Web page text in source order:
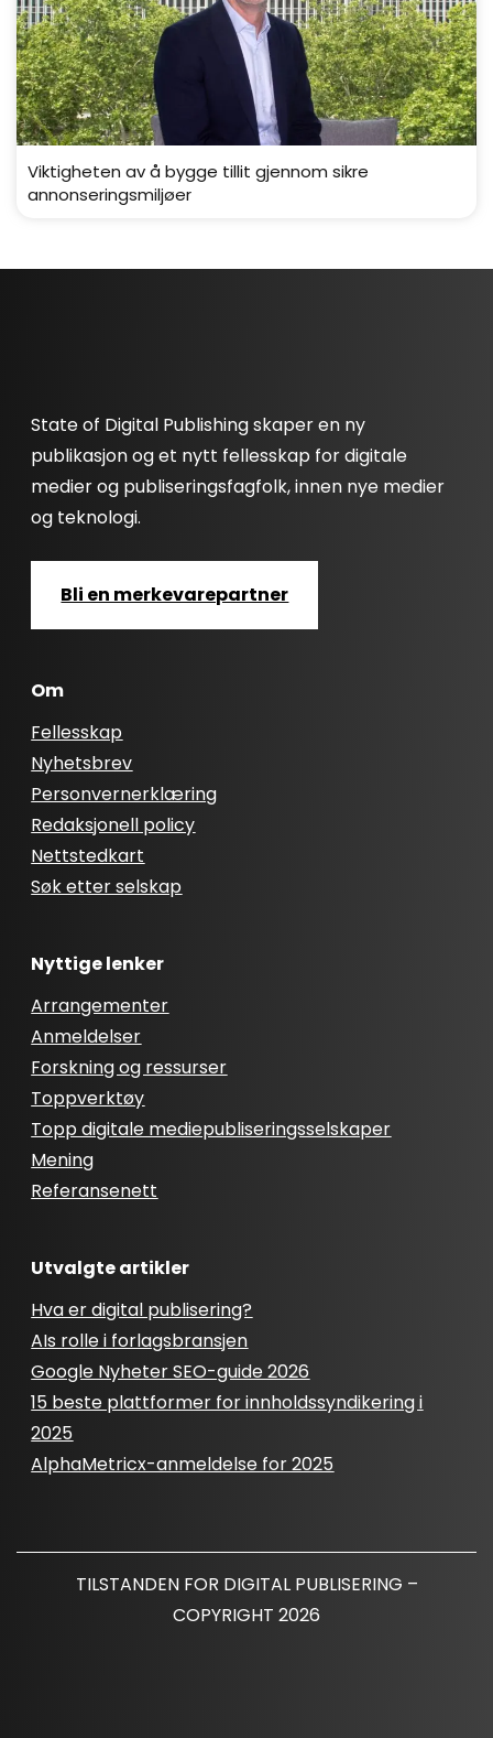
Viktigheten av å bygge tillit gjennom sikre
annonseringsmiljøer
State of Digital Publishing skaper en ny
publikasjon og et nytt fellesskap for digitale
medier og publiseringsfagfolk, innen nye medier
og teknologi.
Bli en merkevarepartner
Om
Fellesskap
Nyhetsbrev
Personvernerklæring
Redaksjonell policy
Nettstedkart
Søk etter selskap
Nyttige lenker
Arrangementer
Anmeldelser
Forskning og ressurser
Toppverktøy
Topp digitale mediepubliseringsselskaper
Mening
Referansenett
Utvalgte artikler
Hva er digital publisering?
AIs rolle i forlagsbransjen
Google Nyheter SEO-guide 2026
15 beste plattformer for innholdssyndikering i
2025
AlphaMetricx-anmeldelse for 2025
TILSTANDEN FOR DIGITAL PUBLISERING –
COPYRIGHT 2026